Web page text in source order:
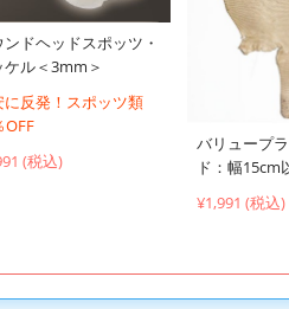
ンドヘッドスポッツ・
ケル＜3mm＞
に反発！スポッツ類
OFF
(税込)
バリュープ
ド：幅15cm
¥1,991 (税込)